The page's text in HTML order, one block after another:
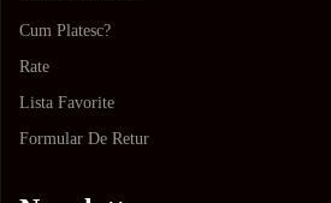
Cum Platesc?
Rate
Lista Favorite
Formular De Retur